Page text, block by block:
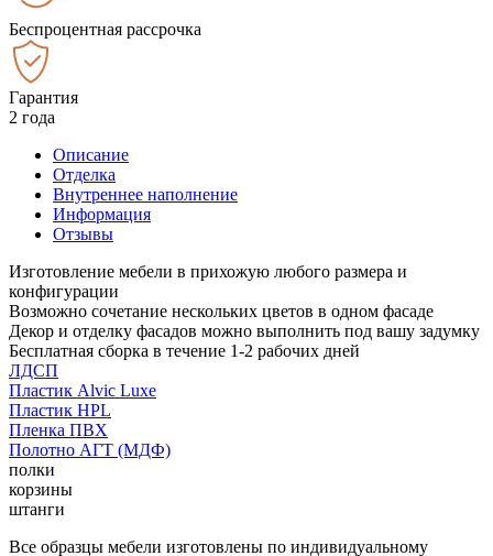
Беспроцентная рассрочка
Гарантия
2 года
Описание
Отделка
Внутреннее наполнение
Информация
Отзывы
Изготовление мебели в прихожую любого размера и
конфигурации
Возможно сочетание нескольких цветов в одном фасаде
Декор и отделку фасадов можно выполнить под вашу задумку
Бесплатная сборка в течение 1-2 рабочих дней
ЛДСП
Пластик Alvic Luxe
Пластик HPL
Пленка ПВХ
Полотно АГТ (МДФ)
полки
корзины
штанги
Все образцы мебели изготовлены по индивидуальному